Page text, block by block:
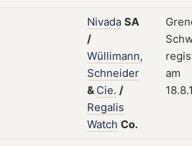
Nivada SA
/
Wüllimann,
Schneider
& Cie. /
Regalis
Watch Co.
am